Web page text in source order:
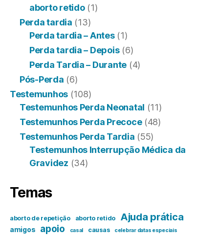
aborto retido(1)
Perda tardia (13)
Perda tardia – Antes(1)
Perda tardia – Depois(6)
Perda Tardia – Durante (4)
Pós-Perda (6)
Testemunhos (108)
Testemunhos Perda Neonatal (11)
Testemunhos Perda Precoce(48)
Testemunhos Perda Tardia (55)
Testemunhos Interrupção Médica da
Gravidez (34)
Temas
aborto de repetição aborto retido Ajuda prática
amigos apoio casal causas celebrar datas especiais